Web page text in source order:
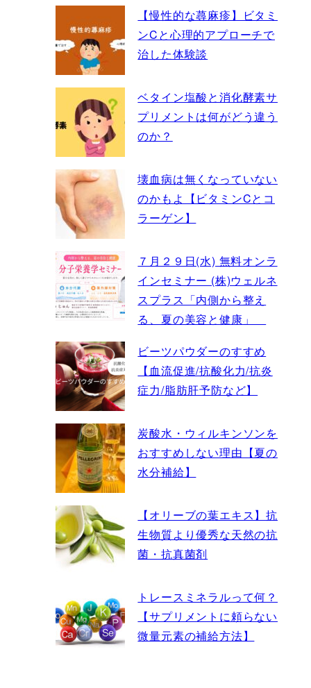
【慢性的な蕁麻疹】ビタミ
ンCと心理的アプローチで
治した体験談
ベタイン塩酸と消化酵素サ
プリメントは何がどう違う
のか？
壊血病は無くなっていない
のかもよ【ビタミンCとコ
ラーゲン】
７月２９日(水) 無料オンラ
インセミナー (株)ウェルネ
スプラス「内側から整え
る、夏の美容と健康」
ビーツパウダーのすすめ
【血流促進/抗酸化力/抗炎
症力/脂肪肝予防など】
炭酸水・ウィルキンソンを
おすすめしない理由【夏の
水分補給】
【オリーブの葉エキス】抗
生物質より優秀な天然の抗
菌・抗真菌剤
トレースミネラルって何？
【サプリメントに頼らない
微量元素の補給方法】